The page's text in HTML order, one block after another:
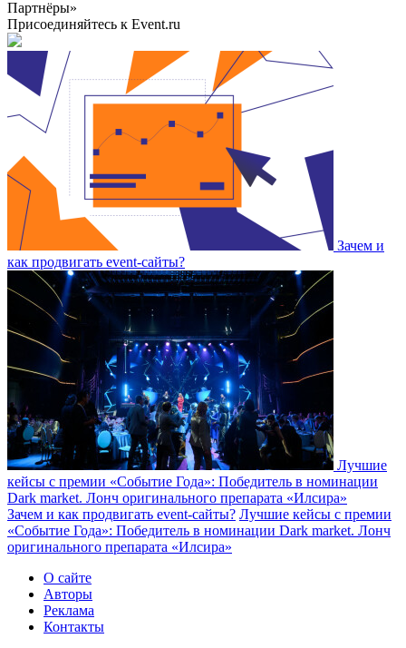
Партнёры»
Присоединяйтесь к Event.ru
Зачем и
как продвигать event-сайты?
Лучшие
кейсы с премии «Событие Года»: Победитель в номинации
Dark market. Лонч оригинального препарата «Илсира»
Зачем и как продвигать event-сайты? Лучшие кейсы с премии
«Событие Года»: Победитель в номинации Dark market. Лонч
оригинального препарата «Илсира»
О сайте
Авторы
Реклама
Контакты